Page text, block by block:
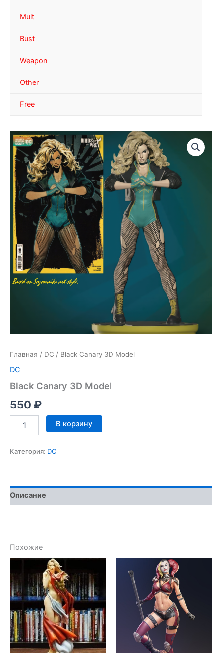
Mult
Bust
Weapon
Other
Free
Главная / DC / Black Canary 3D Model
DC
Black Canary 3D Model
550 ₽
Количество
товара
Canary
В корзину
Категория: DC
Описание
Похожие